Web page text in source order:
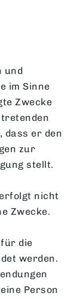
und
im Sinne
Zwecke
tretenden
dass er den
zur
stellt.
nicht
Zwecke.
die
werden.
Person